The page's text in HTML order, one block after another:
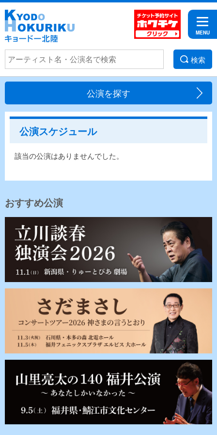
検索
公演を探す
公演スケジュール
該当の公演はありませんでした。
おすすめ公演